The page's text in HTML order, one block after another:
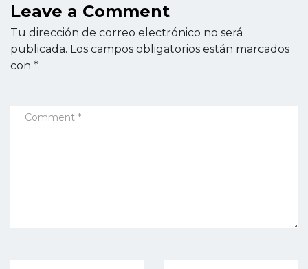
Leave a Comment
Tu dirección de correo electrónico no será
publicada. Los campos obligatorios están marcados
con *